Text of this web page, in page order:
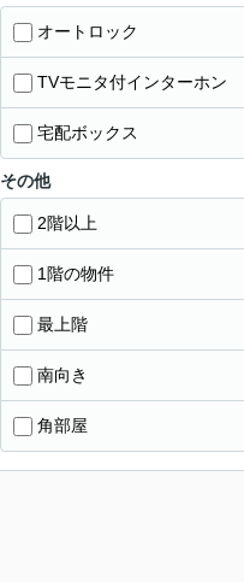
オートロック
TVモニタ付インターホン
宅配ボックス
その他
2階以上
1階の物件
最上階
南向き
角部屋